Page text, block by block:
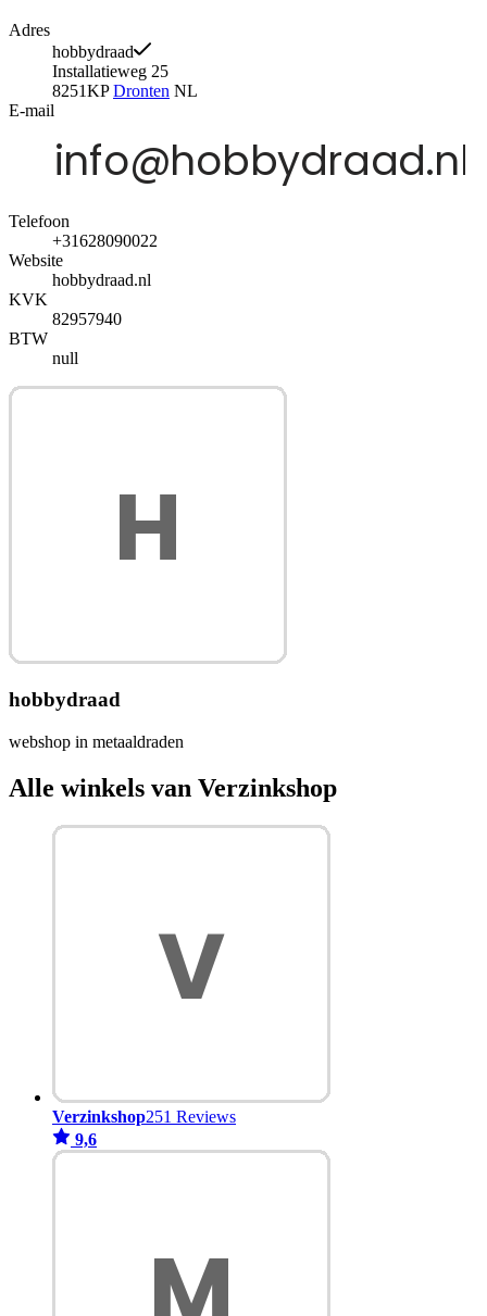
Adres
hobbydraad
Installatieweg 25
8251KPDronten NL
E-mail
Telefoon
+31628090022
Website
hobbydraad.nl
KVK
82957940
BTW
null
hobbydraad
webshop in metaaldraden
Alle winkels van Verzinkshop
Verzinkshop251 Reviews
9,6